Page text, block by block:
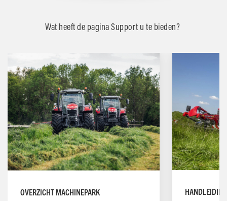
Wat heeft de pagina Support u te bieden?
OVERZICHT MACHINEPARK